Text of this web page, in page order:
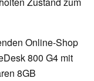
Online-Shop
800 G4 mit
8GB